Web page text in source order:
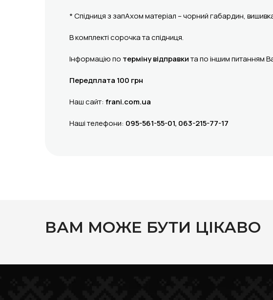
* Спідниця з запАхом матеріал – чорний габардин,
В комплекті сорочка та спідниця.
Інформацію по терміну відправкита по іншим питанням
Передплата 100 грн
Наш сайт: frani.com.ua
Наші телефони: 095-561-55-01, 063-215-77-17
ВАМ МОЖЕ БУТИ ЦІКАВО